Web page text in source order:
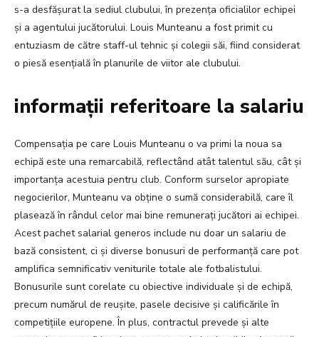
s-a desfășurat la sediul clubului, în prezența oficialilor echipei
și a agentului jucătorului. Louis Munteanu a fost primit cu
entuziasm de către staff-ul tehnic și colegii săi, fiind considerat
o piesă esențială în planurile de viitor ale clubului.
informații referitoare la salariu
Compensația pe care Louis Munteanu o va primi la noua sa
echipă este una remarcabilă, reflectând atât talentul său, cât și
importanța acestuia pentru club. Conform surselor apropiate
negocierilor, Munteanu va obține o sumă considerabilă, care îl
plasează în rândul celor mai bine remunerați jucători ai echipei.
Acest pachet salarial generos include nu doar un salariu de
bază consistent, ci și diverse bonusuri de performanță care pot
amplifica semnificativ veniturile totale ale fotbalistului.
Bonusurile sunt corelate cu obiective individuale și de echipă,
precum numărul de reușite, pasele decisive și calificările în
competițiile europene. În plus, contractul prevede și alte